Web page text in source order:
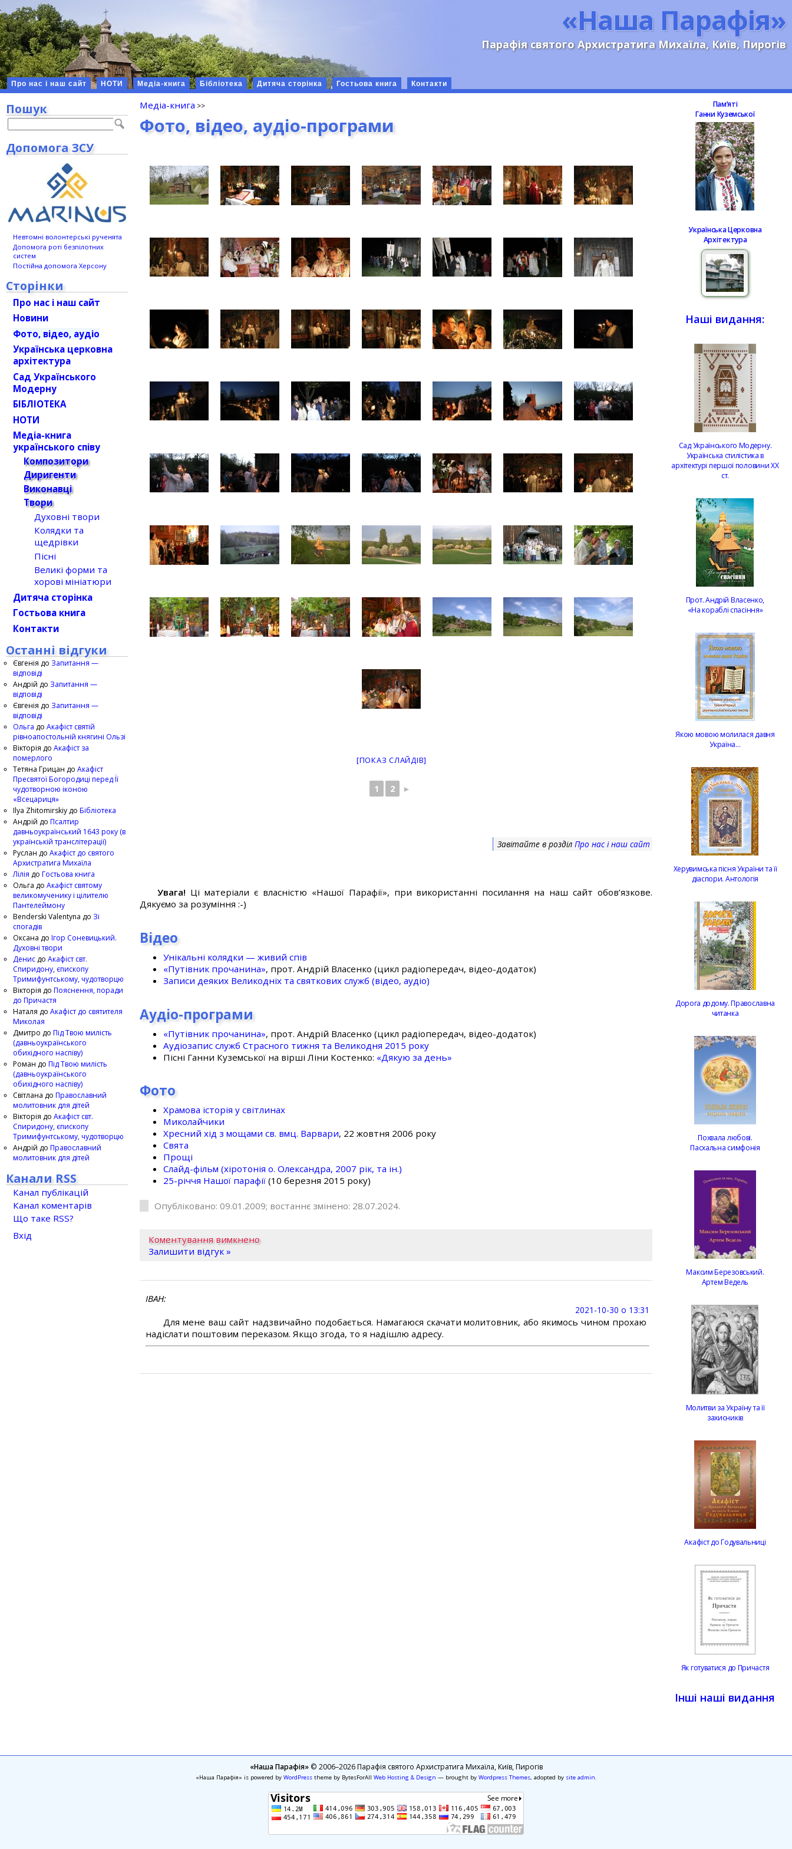
«Наша Парафія»
Парафія святого Архистратига Михаїла, Київ, Пирогів
Про нас і наш сайт НОТИ Медіа-книга Бібліотека Дитяча сторінка Гостьова книга Контакти
Медіа-книга
Фото, відео, аудіо-програми
[ПОКАЗ СЛАЙДІВ]
1 2 ►
Завітайте в розділ Про нас і наш сайт
Увага! Ці матеріали є власністю «Нашої Парафії», при використанні посилання на наш сайт обов’язкове.
Дякуємо за розуміння :-)
Відео
Унікальні колядки — живий спів
«Путівник прочанина», прот. Андрій Власенко (цикл радіопередач, відео-додаток)
Записи деяких Великодніх та святкових служб (відео, аудіо)
Аудіо-програми
«Путівник прочанина», прот. Андрій Власенко (цикл радіопередач, відео-додаток)
Аудіозапис служб Страсного тижня та Великодня 2015 року
Пісні Ганни Куземської на вірші Ліни Костенко: «Дякую за день»
Фото
Храмова історія у світлинах
Миколайчики
Хресний хід з мощами св. вмц. Варвари, 22 жовтня 2006 року
Свята
Прощі
Слайд-фільм (хіротонія о. Олександра, 2007 рік, та ін.)
25-рiччя Нашої парафiї (10 березня 2015 року)
Опубліковано: 09.01.2009; востаннє змінено: 28.07.2024.
Коментування вимкнено
Залишити відгук »
ІВАН
2021-10-30 о 13:31
Для мене ваш сайт надзвичайно подобається. Намагаюся скачати молитовник, або якимось чином прохаю
надіслати поштовим переказом. Якщо згода, то я надішлю адресу.
Пошук
Допомога ЗСУ
Невтомні волонтерські рученята
Допомога роті безпілотних
систем
Постійна допомога Херсону
Сторінки
Про нас і наш сайт
Новини
Фото, відео, аудіо
Українська церковна
архітектура
Сад Українського
Модерну
БІБЛІОТЕКА
НОТИ
Медіа-книга
українського співу
Композитори
Диригенти
Виконавці
Твори
Духовні твори
Колядки та
щедрівки
Пісні
Великі форми та
хорові мініатюри
Дитяча сторінка
Гостьова книга
Контакти
Останні відгуки
Євгенія до Запитання —
відповіді
Андрій до Запитання —
відповіді
Євгенія до Запитання —
відповіді
Ольга до Акафіст святій
рівноапостольній княгині Ользі
Вікторія до Акафіст за
померлого
Тетяна Грицан до Акафіст
Пресвятої Богородиці перед Її
чудотворною іконою
«Всецариця»
Ilya Zhitomirskiy до Бібліотека
Андрій до Псалтир
давньоукраїнський 1643 року (в
українській транслітерації)
Руслан до Акафіст до святого
Архистратига Михаїла
Лілія до Гостьова книга
Ольга до Акафіст святому
великомученику і цілителю
Пантелеймону
Benderski Valentyna до Зі
спогадів
Оксана до Ігор Соневицький.
Духовні твори
Денис до Акафіст свт.
Спиридону, єпископу
Тримифунтському, чудотворцю
Вікторія до Пояснення, поради
до Причастя
Наталя до Акафіст до святителя
Миколая
Дмитро до Під Твою милість
(давньоукраїнського
обихідного наспіву)
Роман до Під Твою милість
(давньоукраїнського
обихідного наспіву)
Світлана до Православний
молитовник для дітей
Вікторія до Акафіст свт.
Спиридону, єпископу
Тримифунтському, чудотворцю
Андрій до Православний
молитовник для дітей
Канали RSS
Канал публікацій
Канал коментарів
Що таке RSS?
Вхід
Памʼяті
Ганни Куземської
Українська Церковна
Архітектура
Наші видання:
Сад Українського Модерну.
Українська стилістика в
архітектурі першої половини ХХ
ст.
Прот. Андрій Власенко,
«На кораблі спасіння»
Якою мовою молилася давня
Україна…
Херувимська пісня України та її
діаспори. Антологія
Дорога додому. Православна
читанка
Похвала любові.
Пасхальна симфонія
Максим Березовський.
Артем Ведель
Молитви за Україну та її
захисників
Акафіст до Годувальниці
Як готуватися до Причастя
Інші наші видання
«Наша Парафія»© 2006–2026 Парафія святого Архистратига Михаїла, Київ, Пирогів
«Наша Парафія» is powered by WordPresstheme by BytesForAll Web Hosting & Design — brought by Wordpress Themes, adopted by site admin.